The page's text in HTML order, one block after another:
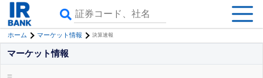
ホーム マーケット情報 決算速報
マーケット情報